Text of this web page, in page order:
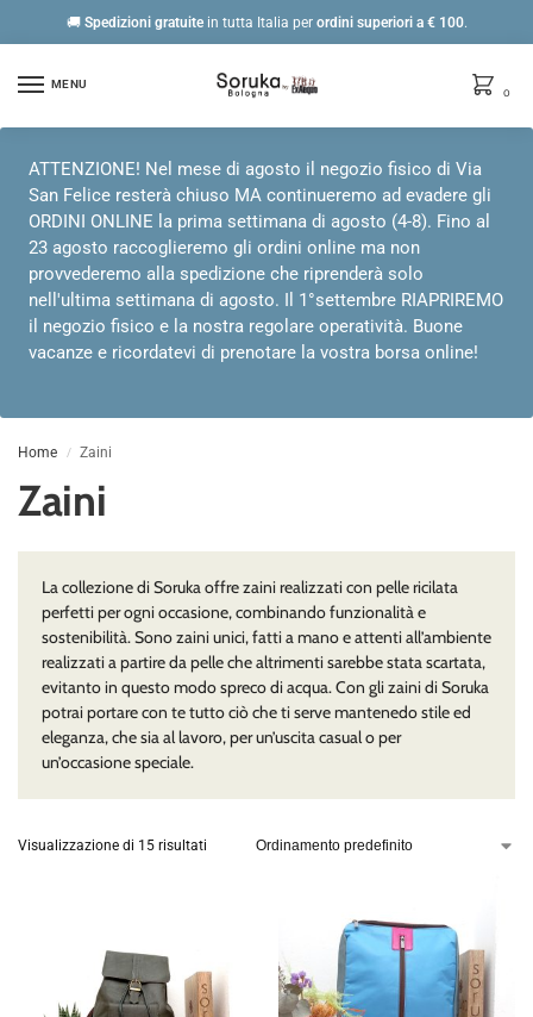
🚚 Spedizioni gratuitein tutta Italia per ordini superiori a € 100.
MENU
0
ATTENZIONE! Nel mese di agosto il negozio fisico di Via
San Felice resterà chiuso MA continueremo ad evadere gli
ORDINI ONLINE la prima settimana di agosto (4-8). Fino al
23 agosto raccoglieremo gli ordini online ma non
provvederemo alla spedizione che riprenderà solo
nell'ultima settimana di agosto. Il 1°settembre RIAPRIREMO
il negozio fisico e la nostra regolare operatività. Buone
vacanze e ricordatevi di prenotare la vostra borsa online!
Home / Zaini
Zaini
La collezione di Soruka offre zaini realizzati con pelle ricilata
perfetti per ogni occasione, combinando funzionalità e
sostenibilità. Sono zaini unici, fatti a mano e attenti all’ambiente
realizzati a partire da pelle che altrimenti sarebbe stata scartata,
evitanto in questo modo spreco di acqua. Con gli zaini di Soruka
potrai portare con te tutto ciò che ti serve mantenedo stile ed
eleganza, che sia al lavoro, per un’uscita casual o per
un’occasione speciale.
Visualizzazione di 15 risultati